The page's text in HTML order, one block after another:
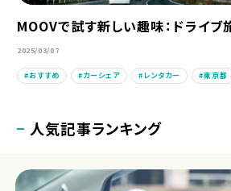
MOOVで試す新しい趣味：ドライブ
2025/03/07
おすすめ カーシェア レンタカー 東京都
人気記事ランキング